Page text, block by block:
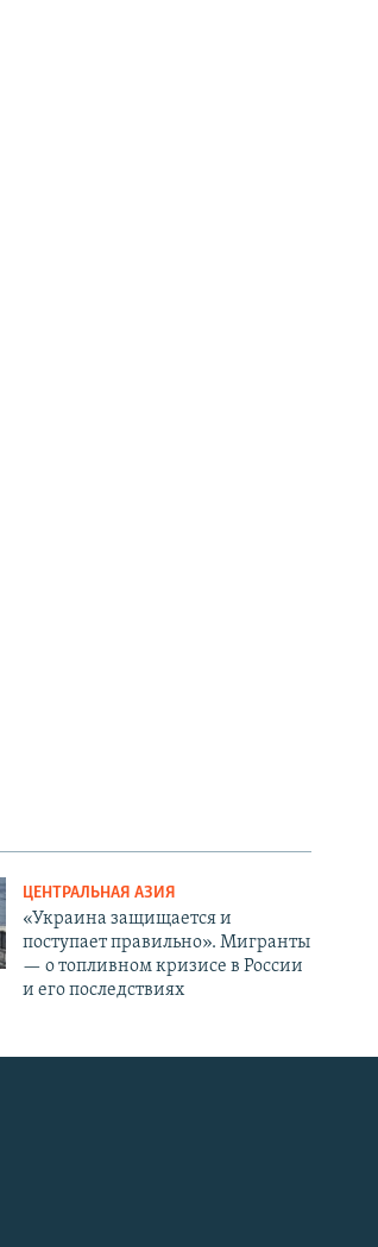
ЦЕНТРАЛЬНАЯ АЗИЯ
«Украина защищается и
поступает правильно». Мигранты
— о топливном кризисе в России
и его последствиях